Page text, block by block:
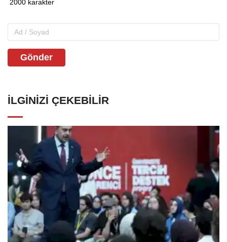
Gönder
İLGINIZI ÇEKEBILIR